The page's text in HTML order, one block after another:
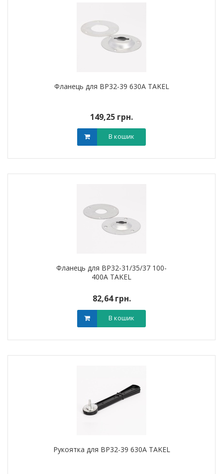
Фланець для ВР32-39 630А TAKEL
149,25 грн.
В кошик
Фланець для ВР32-31/35/37 100-
400А TAKEL
82,64 грн.
В кошик
Рукоятка для ВР32-39 630А TAKEL